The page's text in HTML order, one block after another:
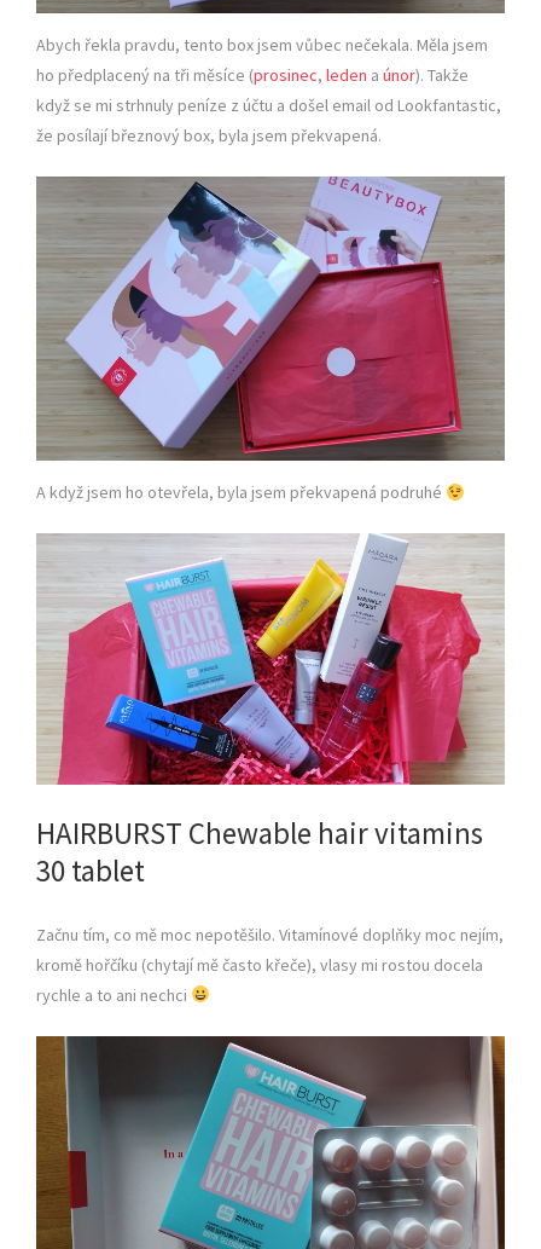
Abych řekla pravdu, tento box jsem vůbec nečekala. Měla jsem
ho předplacený na tři měsíce (prosinec, leden a únor). Takže
když se mi strhnuly peníze z účtu a došel email od Lookfantastic,
že posílají březnový box, byla jsem překvapená.
A když jsem ho otevřela, byla jsem překvapená podruhé
HAIRBURST Chewable hair vitamins
30 tablet
Začnu tím, co mě moc nepotěšilo. Vitamínové doplňky moc nejím,
kromě hořčíku (chytají mě často křeče), vlasy mi rostou docela
rychle a to ani nechci